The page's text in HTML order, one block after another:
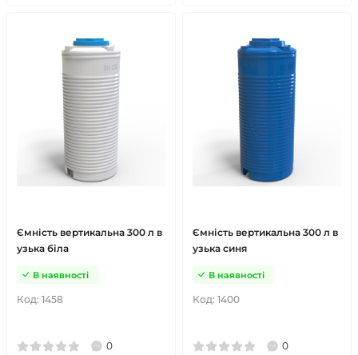
Ємність вертикальна 300 л в
узька біла
Код: 1458
В наявності
0
Ємність вертикальна 300 л в
узька синя
Код: 1400
В наявності
0